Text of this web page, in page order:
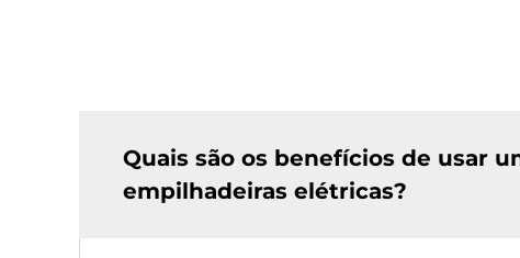
Quais são os benefícios de usar
empilhadeiras elétricas?